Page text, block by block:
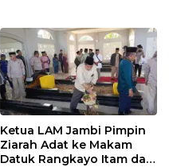
Ketua LAM Jambi Pimpin
Ziarah Adat ke Makam
Datuk Rangkayo Itam dan